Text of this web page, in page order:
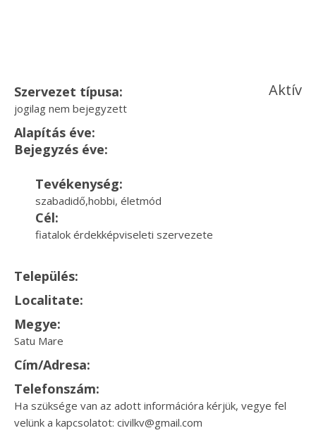
Szervezet típusa:
jogilag nem bejegyzett
Aktív
Alapítás éve:
Bejegyzés éve:
Tevékenység:
szabadidő,hobbi, életmód
Cél:
fiatalok érdekképviseleti szervezete
Település:
Localitate:
Megye:
Satu Mare
Cím/Adresa:
Telefonszám:
Ha szüksége van az adott információra kérjük, vegye fel
velünk a kapcsolatot: civilkv@gmail.com